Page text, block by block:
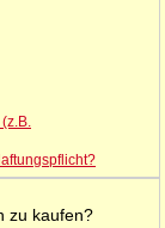
zu kaufen?